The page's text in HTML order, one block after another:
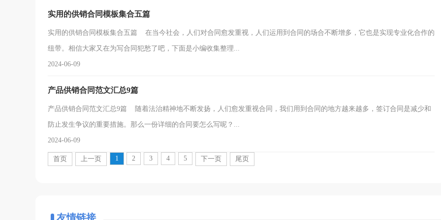
实用的供销合同模板集合五篇
实用的供销合同模板集合五篇 在当今社会，人们对合同愈发重视，人们运用到合同的场合不断增多，它也是实现专业化合作的
纽带。相信大家又在为写合同犯愁了吧，下面是小编收集整理...
2024-06-09
产品供销合同范文汇总9篇
产品供销合同范文汇总9篇 随着法治精神地不断发扬，人们愈发重视合同，我们用到合同的地方越来越多，签订合同是减少和
防止发生争议的重要措施。那么一份详细的合同要怎么写呢？...
2024-06-09
首页 上一页 1 2 3 4 5 下一页 尾页
友情链接